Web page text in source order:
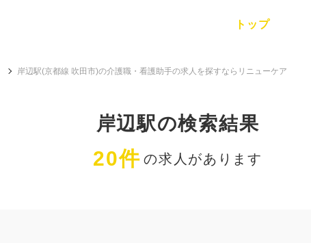
トップ
岸辺駅(京都線 吹田市)の介護職・看護助手の求人を探すならリニューケア
岸辺駅の検索結果
20件 の求人があります